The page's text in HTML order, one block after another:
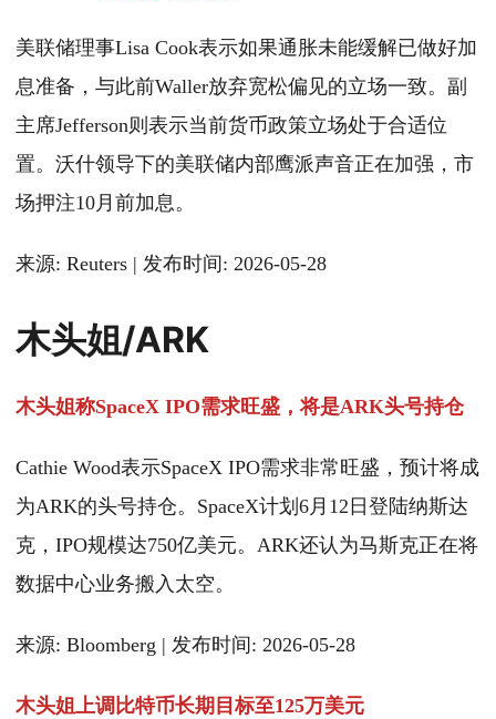
美联储理事Lisa Cook表示如果通胀未能缓解已做好加
息准备，与此前Waller放弃宽松偏见的立场一致。副
主席Jefferson则表示当前货币政策立场处于合适位
置。沃什领导下的美联储内部鹰派声音正在加强，市
场押注10月前加息。
来源: Reuters | 发布时间: 2026-05-28
木头姐/ARK
木头姐称SpaceX IPO需求旺盛，将是ARK头号持仓
Cathie Wood表示SpaceX IPO需求非常旺盛，预计将成
为ARK的头号持仓。SpaceX计划6月12日登陆纳斯达
克，IPO规模达750亿美元。ARK还认为马斯克正在将
数据中心业务搬入太空。
来源: Bloomberg | 发布时间: 2026-05-28
木头姐上调比特币长期目标至125万美元